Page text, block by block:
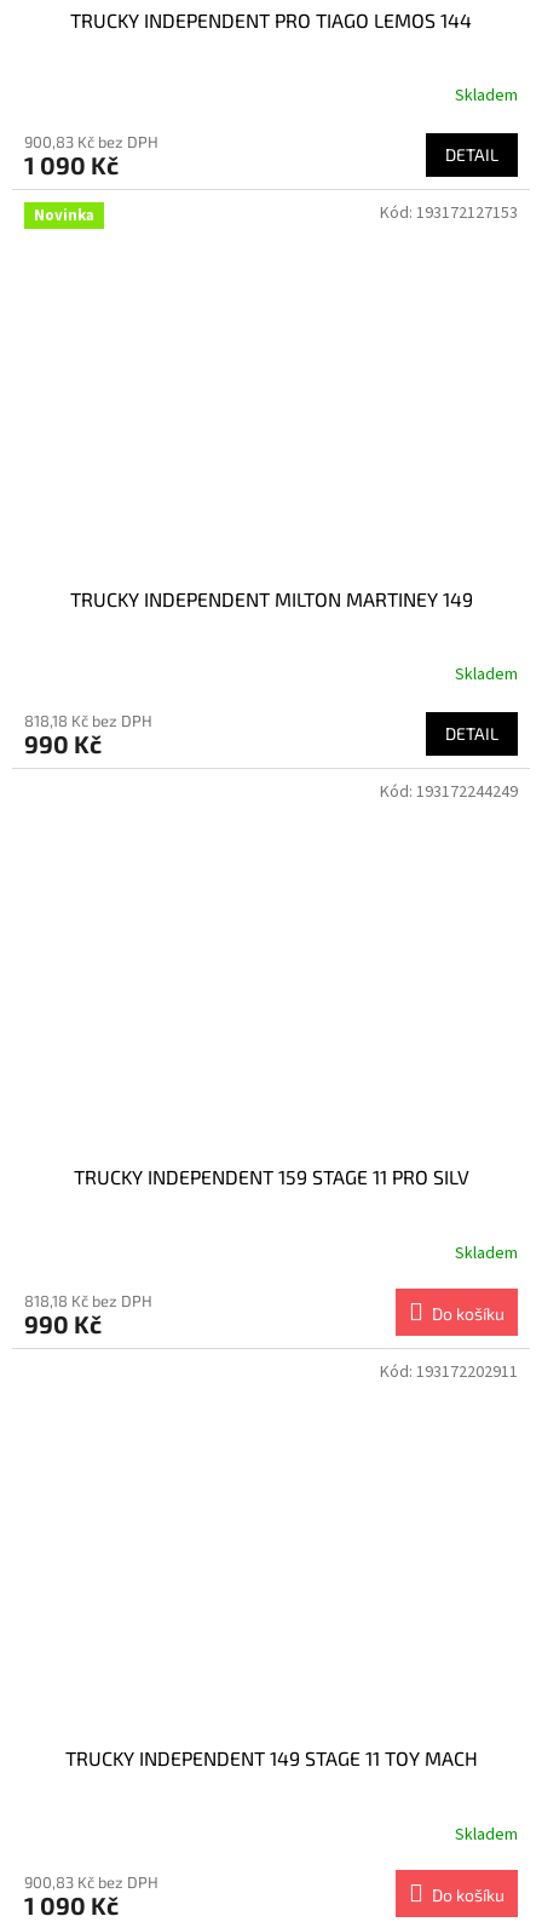
TRUCKY INDEPENDENT PRO TIAGO LEMOS 144
Skladem
900,83 Kč bez DPH
1 090 Kč DETAIL
Novinka
TRUCKY INDEPENDENT MILTON MARTINEY 149
Skladem
818,18 Kč bez DPH
990 Kč DETAIL
Kód: 193172127153
TRUCKY INDEPENDENT 159 STAGE 11 PRO SILV
Skladem
818,18 Kč bez DPH
990 Kč Do košíku
Kód: 193172244249
TRUCKY INDEPENDENT 149 STAGE 11 TOY MACH
Skladem
900,83 Kč bez DPH
1 090 Kč Do košíku
Kód: 193172202911